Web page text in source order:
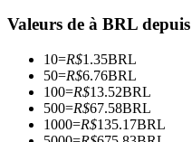
Devenez un trader de copie
Valeurs de à BRL
10=R$1.35BRL
50=R$6.76BRL
100=R$13.52BRL
500=R$67.58BRL
1000=R$135.17BRL